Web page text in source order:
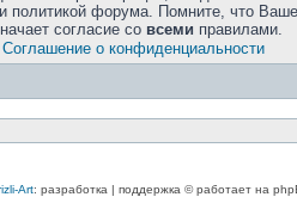
политикой форума. Помните, что Ваше
согласие со всеми правилами.
Соглашение о конфиденциальности
Art: разработка | поддержка © работает на